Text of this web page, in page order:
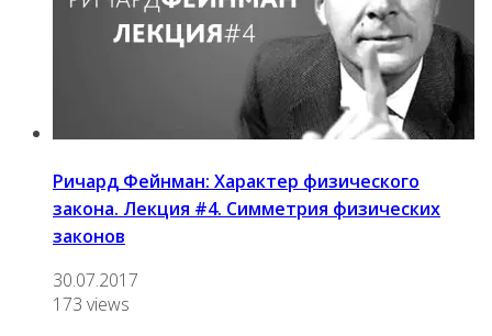
Ричард Фейнман: Характер физического
закона. Лекция #4. Симметрия физических
законов
30.07.2017
173 views